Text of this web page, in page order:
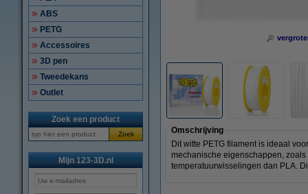
ABS
PETG
Accessoires
3D pen
Tweedekans
Outlet
Zoek een product
Zoek
Mijn 123-3D.nl
Omschrijving
Dit witte PETG filament is ideaal
mechanische eigenschappen,
temperatuurwisselingen dan PLA.